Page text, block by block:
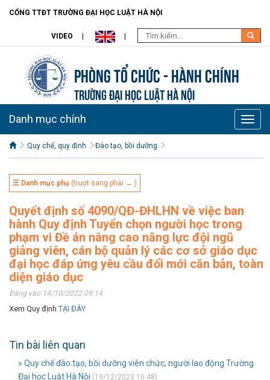
CỔNG TTĐT TRƯỜNG ĐẠI HỌC LUẬT HÀ NỘI
VIDEO
Phòng Tổ chức - Hành chính
TRƯỜNG ĐẠI HỌC LUẬT HÀ NỘI
Toggle
Danh mục chính
Quy chế, quy định Đào tạo, bồi dưỡng
☰ Danh mục phụ (trượt sang phải → )
Quyết định số 4090/QĐ-ĐHLHN về việc ban
hành Quy định Tuyển chọn người học trong
phạm vi Đề án nâng cao năng lực đội ngũ
giảng viên, cán bộ quản lý các cơ sở giáo dục
đại học đáp ứng yêu cầu đổi mới căn bản, toàn
diện giáo dục
Đăng vào 14/10/2022 09:14
Xem Quy địnhTẠI ĐÂY
Tin bài liên quan
» Quy chế đào tạo, bồi dưỡng viên chức, người lao động Trường
Đại học Luật Hà Nội (19/12/2023 10:48)